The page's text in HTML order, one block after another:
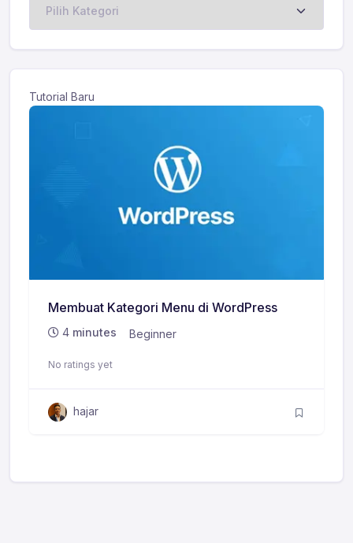
Tutorial Baru
Membuat Kategori Menu di WordPress
4 minutes Beginner
No ratings yet
hajar